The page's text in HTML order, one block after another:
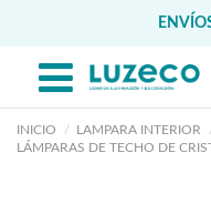
INICIO LAMPARA INTERIOR
LÁMPARAS DE TECHO DE